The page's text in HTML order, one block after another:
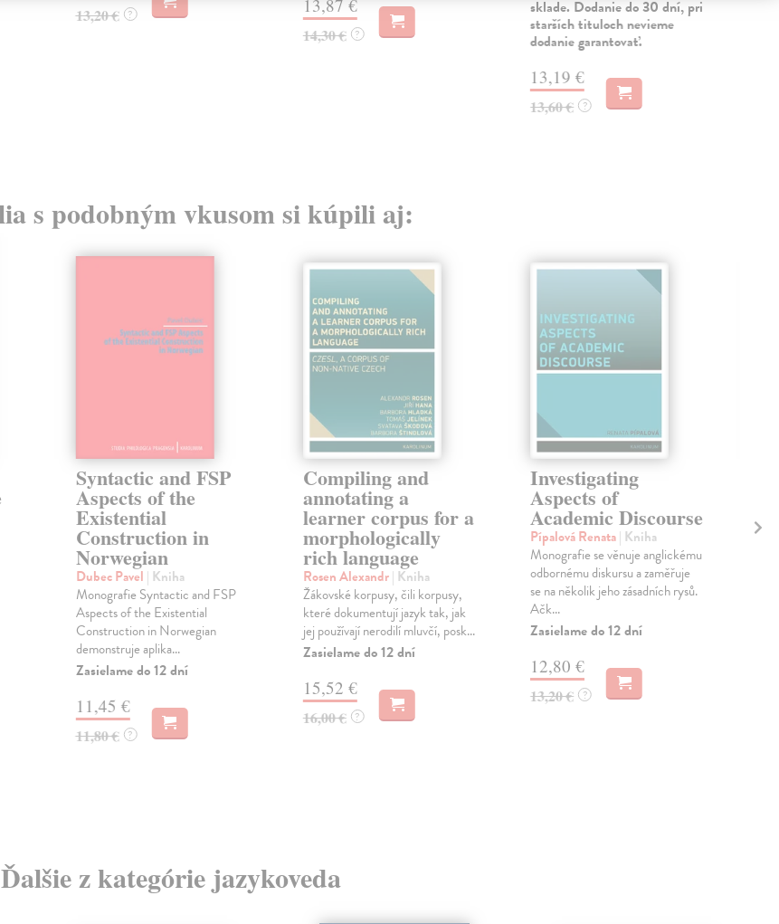
13,20 € ? 13,87 €
14,30 € ?
sklade. Dodanie do 30 dní, pri
starších tituloch nevieme
dodanie garantovať.
13,19 €
13,60 € ?
s podobným vkusom si kúpili aj:
Syntactic and FSP
Aspects of the
Existential
Construction in
Norwegian
Dubec Pavel | Kniha
Monografie Syntactic and FSP
Aspects of the Existential
Construction in Norwegian
demonstruje aplika...
Zasielame do 12 dní
11,45 €
11,80 € ?
Compiling and
annotating a
learner corpus for a
morphologically
rich language
Rosen Alexandr| Kniha
Žákovské korpusy, čili korpusy,
které dokumentují jazyk tak, jak
jej používají nerodilí mluvčí, posk...
Zasielame do 12 dní
15,52 €
16,00 € ?
Investigating
Aspects of
Academic Discourse
Pípalová Renata| Kniha
Monografie se věnuje anglickému
odbornému diskursu a zaměřuje
se na několik jeho zásadních rysů.
Ačk...
Zasielame do 12 dní
12,80 €
13,20 € ?
Ďalšie z kategórie jazykoveda